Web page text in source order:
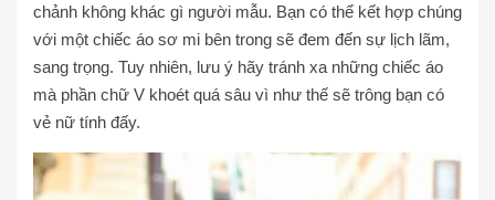
chảnh không khác gì người mẫu. Bạn có thể kết hợp chúng
với một chiếc áo sơ mi bên trong sẽ đem đến sự lịch lãm,
sang trọng. Tuy nhiên, lưu ý hãy tránh xa những chiếc áo
mà phần chữ V khoét quá sâu vì như thế sẽ trông bạn có
vẻ nữ tính đấy.